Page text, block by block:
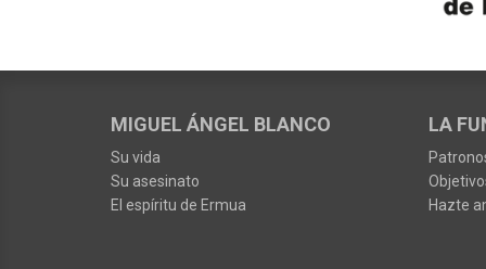
MIGUEL ÁNGEL BLANCO
Su vida
Su asesinato
El espíritu de Ermua
LA
Hazte